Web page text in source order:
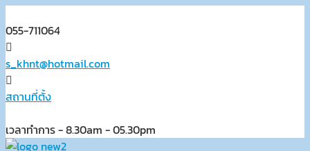
to
content
055-711064
s_khnt@hotmail.com
สถานที่ตั้ง
เวลาทำการ - 8.30am - 05.30pm